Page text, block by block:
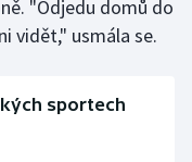
"Odjedu domů do
vidět," usmála se.
sportech